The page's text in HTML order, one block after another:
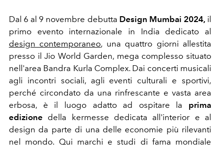
Dal 6 al 9 novembre debutta Design Mumbai 2024,il
primo evento internazionale in India dedicato al
design contemporaneo, una quattro giorni allestita
presso il Jio World Garden, mega complesso situato
nell'area Bandra Kurla Complex. Dai concerti musicali
agli incontri sociali, agli eventi culturali e sportivi,
perché circondato da una rinfrescante e vasta area
erbosa, è il luogo adatto ad ospitare la prima
edizione della kermesse dedicata all'interior e al
design da parte di una delle economie più rilevanti
nel mondo. Qui marchi e studi di fama mondiale